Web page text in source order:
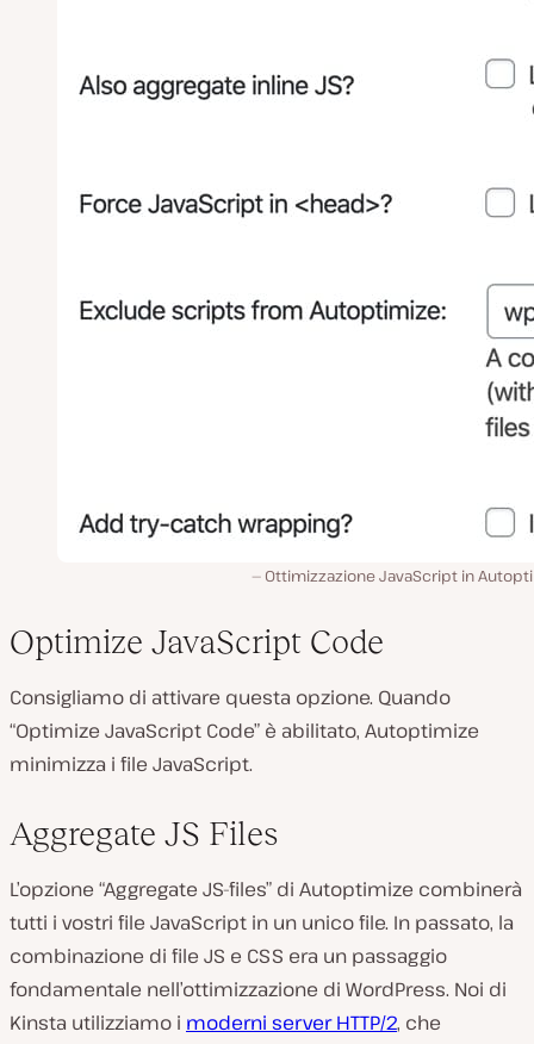
Ottimizzazione JavaScript in
Optimize JavaScript Code
Consigliamo di attivare questa opzione. Quando
“Optimize JavaScript Code” è abilitato, Autoptimize
minimizza i file JavaScript.
Aggregate JS Files
L’opzione “Aggregate JS-files” di Autoptimize combinerà
tutti i vostri file JavaScript in un unico file. In passato, la
combinazione di file JS e CSS era un passaggio
fondamentale nell’ottimizzazione di WordPress. Noi di
Kinsta utilizziamo i moderni server HTTP/2, che